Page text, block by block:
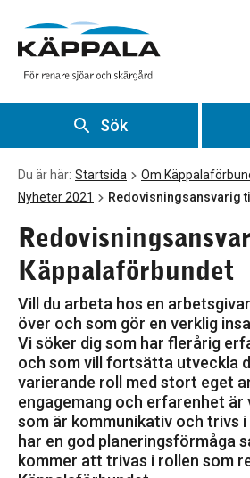
Sök
Du är här: Startsida Om
Nyheter 2021
Redovisningsansvarig
Käppalaförbundet
Vill du arbeta hos en
över och som gör en verklig
Vi söker dig som har flerårig
och som vill fortsätta utveckla
varierande roll med stort eget
engagemang och erfarenhet
som är kommunikativ och trivs
har en god planeringsförmåga
kommer att trivas i rollen som